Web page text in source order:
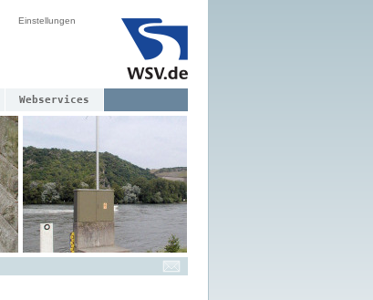
Einstellungen
Webservices